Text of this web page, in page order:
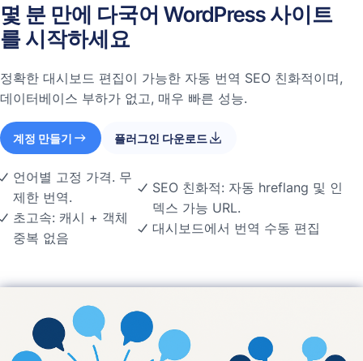
몇 분 만에 다국어 WordPress 사이트
를 시작하세요
정확한 대시보드 편집이 가능한 자동 번역 SEO 친화적이며,
데이터베이스 부하가 없고, 매우 빠른 성능.
계정 만들기 플러그인 다운로드
언어별 고정 가격. 무
제한 번역.
초고속: 캐시 + 객체
중복 없음
SEO 친화적: 자동 hreflang 및 인
덱스 가능 URL.
대시보드에서 번역 수동 편집